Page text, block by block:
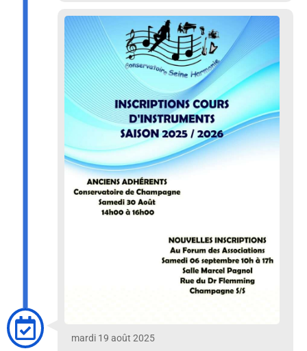
mardi 19 août 2025